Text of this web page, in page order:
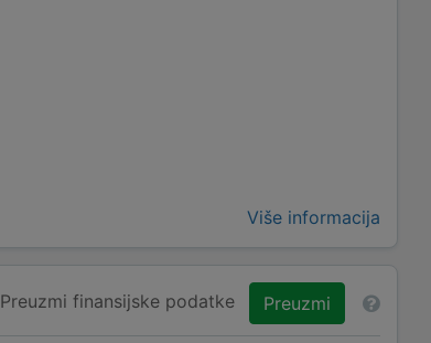
Više informacija
Preuzmi finansijske podatke Preuzmi